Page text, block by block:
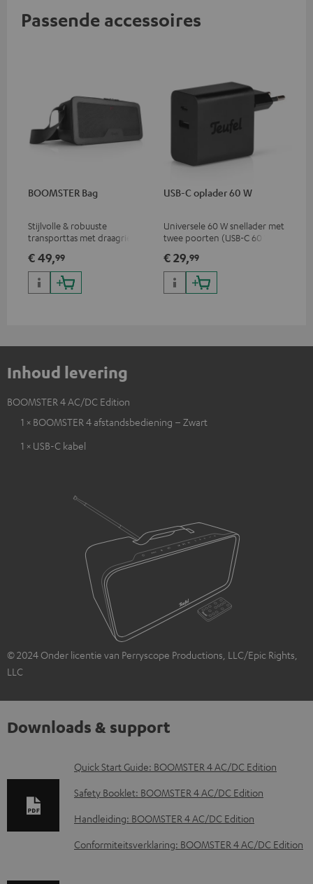
Passende accessoires
BOOMSTER Bag
Stijlvolle & robuuste
transporttas met draagriem
BOOMSTER Special Editions
€ 49,99
USB-C oplader 60 W
Universele 60 W snellader met
twee poorten (USB-C 60 W /
koptelefoons, laptops en
andere USB-C-apparaten tot
60 W
€ 29,99
Inhoud levering
BOOMSTER 4 AC/DC Edition
1 × BOOMSTER 4 afstandsbediening – Zwart
1 × USB-C kabel
© 2024 Onder licentie van Perryscope Productions, LLC/Epic Rights,
LLC
Downloads & support
D
o
l
Quick Start Guide: BOOMSTER 4 AC/DC Edition
Safety Booklet: BOOMSTER 4 AC/DC Edition
Handleiding: BOOMSTER 4 AC/DC Edition
Conformiteitsverklaring: BOOMSTER 4 AC/DC Edition